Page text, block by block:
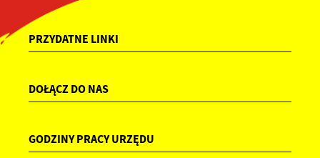
PRZYDATNE LINKI
DOŁĄCZ DO NAS
GODZINY PRACY URZĘDU